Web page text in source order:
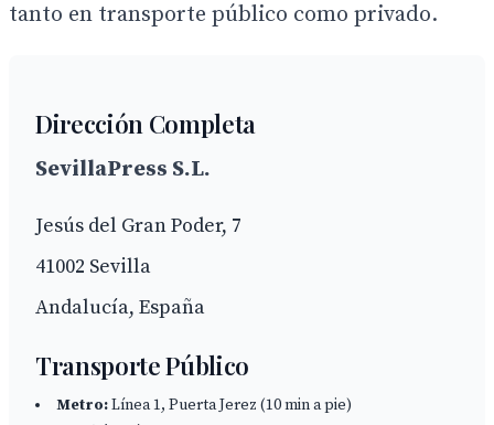
tanto en transporte público como privado.
Dirección Completa
SevillaPress S.L.
Jesús del Gran Poder, 7
41002 Sevilla
Andalucía, España
Transporte Público
Metro:Línea 1, Puerta Jerez (10 min a pie)